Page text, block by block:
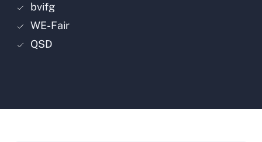
bvifg
WE-Fair
QSD